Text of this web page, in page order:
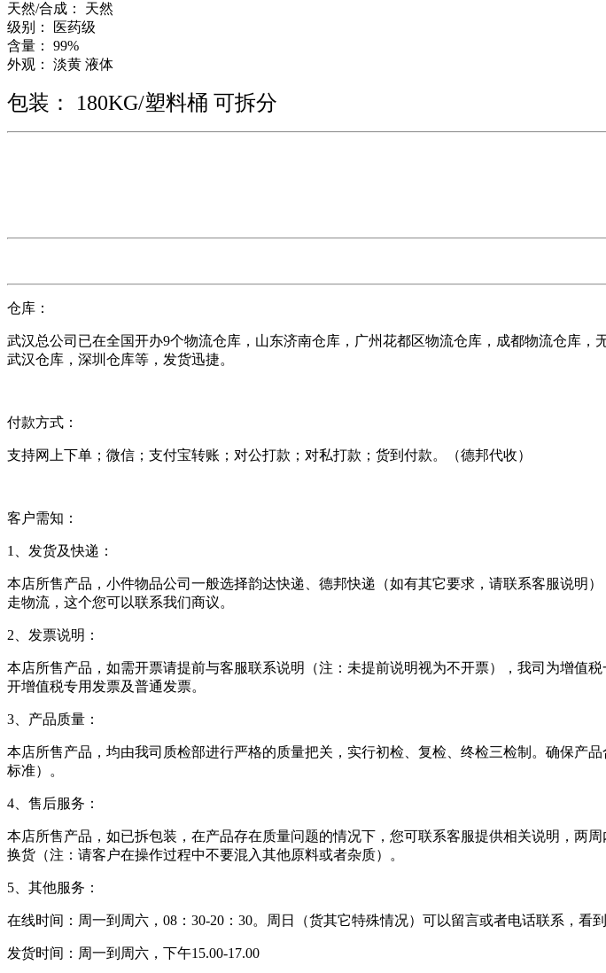
天然/合成： 天然
级别： 医药级
含量： 99%
外观： 淡黄 液体
包装： 180KG/塑料桶 可拆分
仓库：
武汉总公司已在全国开办9个物流仓库，山东济南仓库，广州花都区物流仓库，成都物流仓库，
武汉仓库，深圳仓库等，发货迅捷。
付款方式：
支持网上下单；微信；支付宝转账；对公打款；对私打款；货到付款。（德邦代收）
客户需知：
1、发货及快递：
本店所售产品，小件物品公司一般选择韵达快递、德邦快递（如有其它要求，请联系客服说明
走物流，这个您可以联系我们商议。
2、发票说明：
本店所售产品，如需开票请提前与客服联系说明（注：未提前说明视为不开票），我司为增值
开增值税专用发票及普通发票。
3、产品质量：
本店所售产品，均由我司质检部进行严格的质量把关，实行初检、复检、终检三检制。确保产
标准）。
4、售后服务：
本店所售产品，如已拆包装，在产品存在质量问题的情况下，您可联系客服提供相关说明，两
换货（注：请客户在操作过程中不要混入其他原料或者杂质）。
5、其他服务：
在线时间：周一到周六，08：30-20：30。周日（货其它特殊情况）可以留言或者电话联系，看
发货时间：周一到周六，下午15.00-17.00